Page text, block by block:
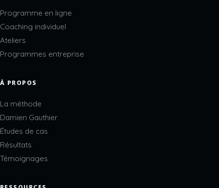
Programme en ligne
Coaching individuel
Ateliers
Programmes entreprise
À PROPOS
La méthode
Damien Gauthier
Études de cas
Résultats
Témoignages